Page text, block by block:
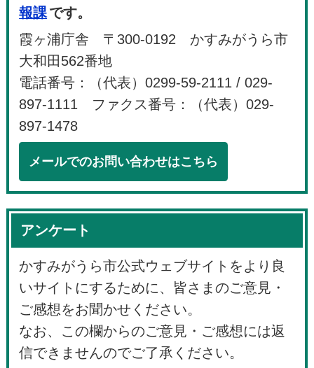
報課です。
霞ヶ浦庁舎 〒300-0192 かすみがうら市
大和田562番地
電話番号：（代表）0299-59-2111 / 029-
897-1111 ファクス番号：（代表）029-
897-1478
メールでのお問い合わせはこちら
アンケート
かすみがうら市公式ウェブサイトをより良
いサイトにするために、皆さまのご意見・
ご感想をお聞かせください。
なお、この欄からのご意見・ご感想には返
信できませんのでご了承ください。